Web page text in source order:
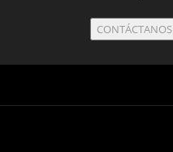
CONTÁCTANOS